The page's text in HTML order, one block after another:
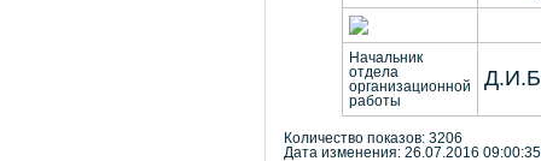
Начальник
отдела
организационной
работы
Количество показов: 3206
Дата изменения: 26.07.2016 09:00:35